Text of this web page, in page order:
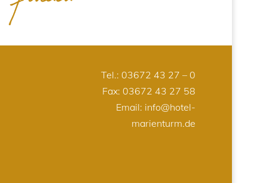
Tel.: 03672 43 27 – 0
Fax: 03672 43 27 58
Email: info@hotel-
marienturm.de